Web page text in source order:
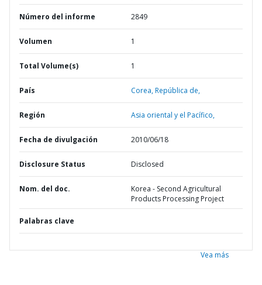
Número del informe 2849
Volumen 1
Total Volume(s) 1
País Corea,República de,
Región Asia oriental y el Pacífico,
Fecha de divulgación 2010/06/18
Disclosure Status Disclosed
Nom. del doc.
Korea - Second Agricultural
Products Processing Project
Palabras clave
Vea más